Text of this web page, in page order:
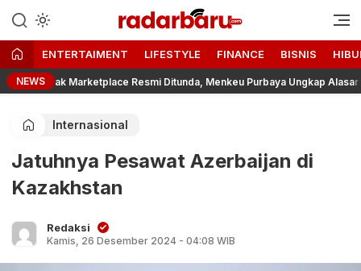
radarbaru.com
Informasi Berita Terbaru dan
Terkini Hari Ini
ENTERTAIMENT LIFESTYLE FINANCE BISNIS
NEWS
Marketplace Resmi Ditunda, Menkeu Purbaya Ungkap Alasannya
Internasional
Jatuhnya Pesawat Azerbaijan di
Kazakhstan
Redaksi
Kamis, 26 Desember 2024 - 04:08 WIB